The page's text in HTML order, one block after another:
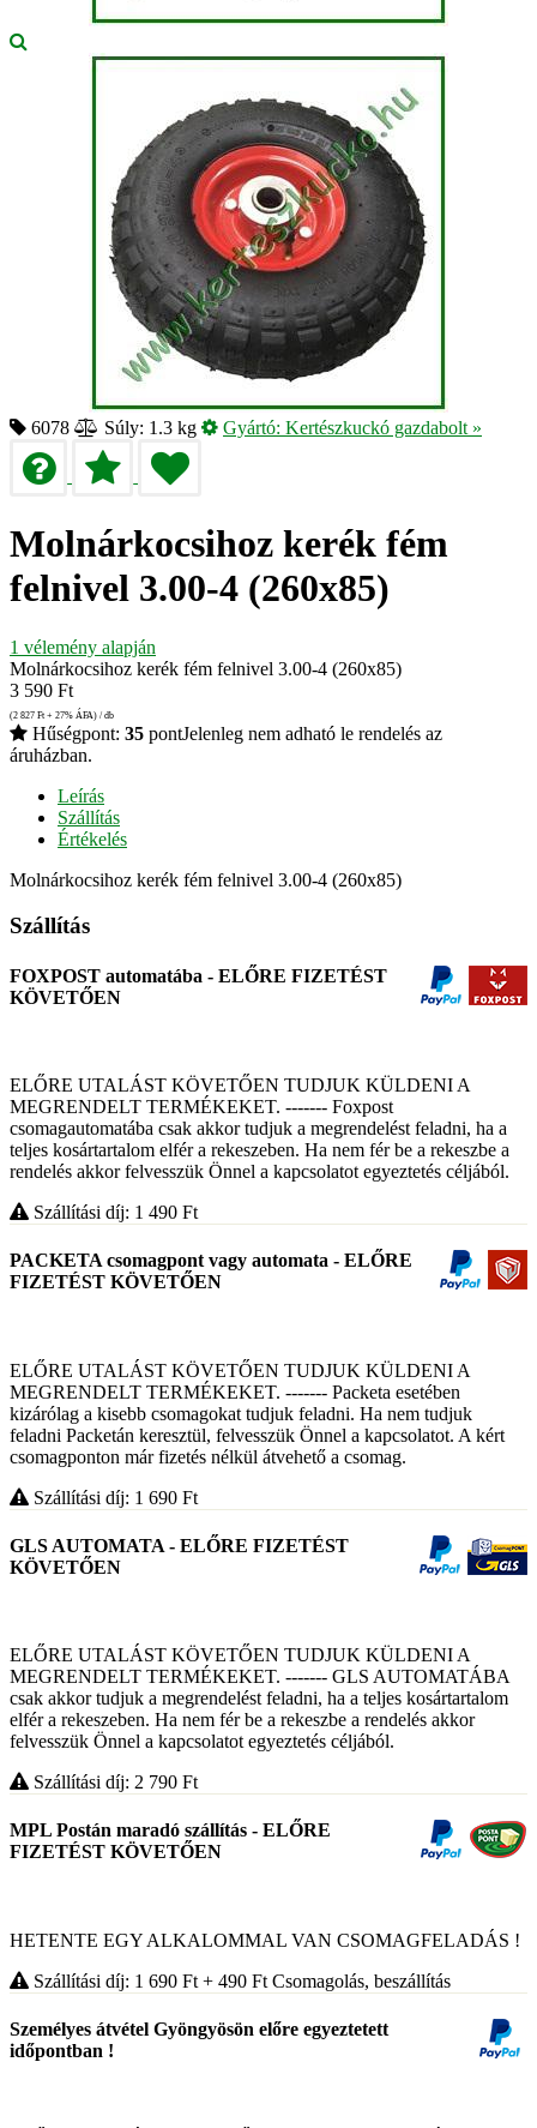
6078 Súly: 1.3 kg Gyártó: Kertészkuckó gazdabolt »
Molnárkocsihoz kerék fém
felnivel 3.00-4 (260x85)
1 vélemény alapján
Molnárkocsihoz kerék fém felnivel 3.00-4 (260x85)
3 590 Ft
(2 827 Ft + 27% ÁFA) / db
Hűségpont: 35 pontJelenleg nem adható le rendelés az
áruházban.
Leírás
Szállítás
Értékelés
Molnárkocsihoz kerék fém felnivel 3.00-4 (260x85)
Szállítás
FOXPOST automatába - ELŐRE FIZETÉST
KÖVETŐEN
ELŐRE UTALÁST KÖVETŐEN TUDJUK KÜLDENI A
MEGRENDELT TERMÉKEKET. ------- Foxpost
csomagautomatába csak akkor tudjuk a megrendelést feladni, ha a
teljes kosártartalom elfér a rekeszeben. Ha nem fér be a rekeszbe a
rendelés akkor felvesszük Önnel a kapcsolatot egyeztetés céljából.
Szállítási díj: 1 490 Ft
PACKETA csomagpont vagy automata - ELŐRE
FIZETÉST KÖVETŐEN
ELŐRE UTALÁST KÖVETŐEN TUDJUK KÜLDENI A
MEGRENDELT TERMÉKEKET. ------- Packeta esetében
kizárólag a kisebb csomagokat tudjuk feladni. Ha nem tudjuk
feladni Packetán keresztül, felvesszük Önnel a kapcsolatot. A kért
csomagponton már fizetés nélkül átvehető a csomag.
Szállítási díj: 1 690 Ft
GLS AUTOMATA - ELŐRE FIZETÉST
KÖVETŐEN
ELŐRE UTALÁST KÖVETŐEN TUDJUK KÜLDENI A
MEGRENDELT TERMÉKEKET. ------- GLS AUTOMATÁBA
csak akkor tudjuk a megrendelést feladni, ha a teljes kosártartalom
elfér a rekeszeben. Ha nem fér be a rekeszbe a rendelés akkor
felvesszük Önnel a kapcsolatot egyeztetés céljából.
Szállítási díj: 2 790 Ft
MPL Postán maradó szállítás - ELŐRE
FIZETÉST KÖVETŐEN
HETENTE EGY ALKALOMMAL VAN CSOMAGFELADÁS !
Szállítási díj: 1 690 Ft + 490 Ft Csomagolás, beszállítás
Személyes átvétel Gyöngyösön előre egyeztetett
időpontban !